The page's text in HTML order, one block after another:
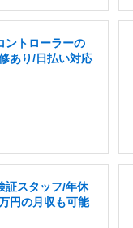
ントローラーの
あり/日払い対応
証スタッフ/年休
円の月収も可能